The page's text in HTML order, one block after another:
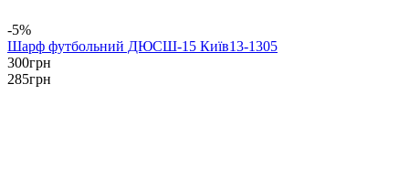
-5%
Шарф футбольний ДЮСШ-15 Київ13-1305
300грн
285грн